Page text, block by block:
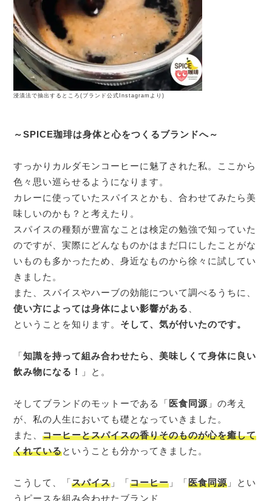
浸漬法で抽出するところ(ブランド公式Instagramより)
～SPICE珈琲は身体と心をつくるブランドへ～
すっかりカルダモンコーヒーに魅了された私。ここから
色々思い巡らせるようになります。
カレーに使っていたスパイスとかも、合わせてみたら美
味しいのかも？と考えたり。
スパイスの種類が豊富なことは検定の勉強で知っていた
のですが、実際にどんなものかはまだ口にしたことがな
いものも多かったため、身近なものから徐々に試してい
きました。
また、スパイスやハーブの効能について調べるうちに、
使い方によっては身体によい影響がある
ということを知ります。 そして、気が付いたのです。
「知識を持って組み合わせたら、美味しくて身体に良い
飲み物になる！
」と。
そしてブランドのモットーである「 医食同源 」の考え
が、私の人生においても礎となっていきました。
また、コーヒーとスパイスの香りそのものが心を癒して
くれているということも分かってきました。
こうして、「スパイス 」「コーヒー 」「医食同源 」とい
うピースを組み合わせたブランド